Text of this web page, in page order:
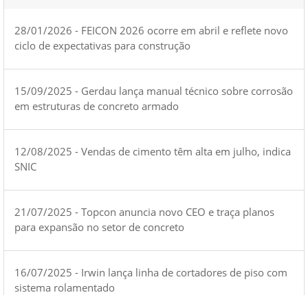
28/01/2026 - FEICON 2026 ocorre em abril e reflete novo
ciclo de expectativas para construção
15/09/2025 - Gerdau lança manual técnico sobre corrosão
em estruturas de concreto armado
12/08/2025 - Vendas de cimento têm alta em julho, indica
SNIC
21/07/2025 - Topcon anuncia novo CEO e traça planos
para expansão no setor de concreto
16/07/2025 - Irwin lança linha de cortadores de piso com
sistema rolamentado